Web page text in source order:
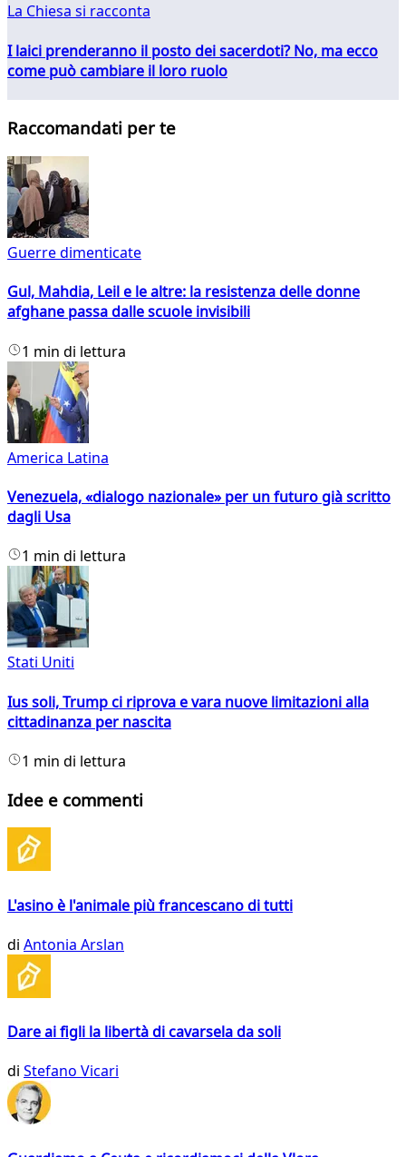
La Chiesa si racconta
I laici prenderanno il posto dei sacerdoti? No, ma ecco
come può cambiare il loro ruolo
Raccomandati per te
Guerre dimenticate
Gul, Mahdia, Leil e le altre: la resistenza delle donne
afghane passa dalle scuole invisibili
1 min di lettura
America Latina
Venezuela, «dialogo nazionale» per un futuro già scritto
dagli Usa
1 min di lettura
Stati Uniti
Ius soli, Trump ci riprova e vara nuove limitazioni alla
cittadinanza per nascita
1 min di lettura
Idee e commenti
L'asino è l'animale più francescano di tutti
di Antonia Arslan
Dare ai figli la libertà di cavarsela da soli
di Stefano Vicari